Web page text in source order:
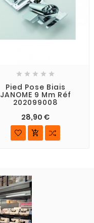
    
Pied Pose Biais
JANOME 9 Mm Réf
202099008
28,90 €
